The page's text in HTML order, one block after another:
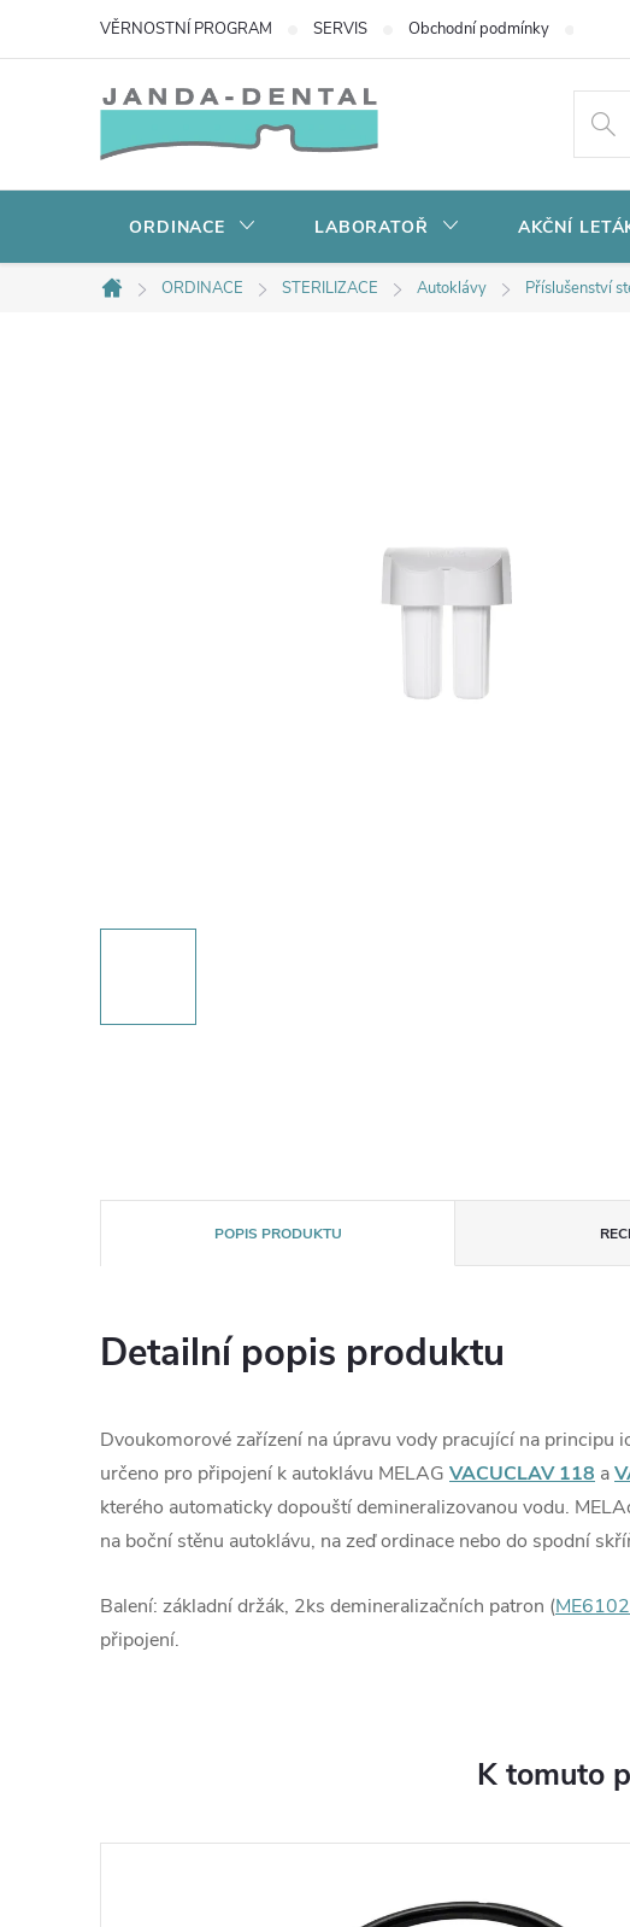
VĚRNOSTNÍ PROGRAM SERVIS Obchodní podmínky
ORDINACE LABORATOŘ AKČNÍ
Domů
ORDINACE STERILIZACE Autoklávy Příslušenství
POPIS PRODUKTU
Detailní popis produktu
Dvoukomorové zařízení na úpravu vody pracující na principu
určeno pro připojení k autoklávu MELAG VACUCLAV 118 a
kterého automaticky dopouští demineralizovanou vodu.
na boční stěnu autoklávu, na zeď ordinace nebo do spodní
Balení: základní držák, 2ks demineralizačních patron (
připojení.
K tomuto